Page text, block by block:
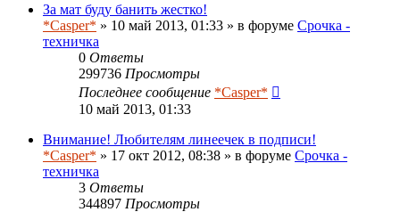
За мат буду банить жестко!
*Casper* » 10 май 2013, 01:33 » в форуме Срочка -
техничка
0 Ответы
299736 Просмотры
Последнее сообщение *Casper*
10 май 2013, 01:33
Внимание! Любителям линеечек в подписи!
*Casper* » 17 окт 2012, 08:38 » в форуме Срочка -
техничка
3 Ответы
344897 Просмотры